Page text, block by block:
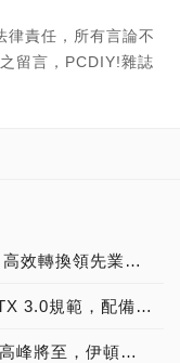
律責任，所有言論不
留言，PCDIY!雜誌
Vertiv新一代UPS小機身大節能 97％高效轉換領先業，Vertiv Liebert® APM+提供客戶體積小、更高效、低碳排的不斷電系統
威剛XPG宣布電源供應器升級符合ATX 3.0規範，配備 12+4 的電源接口設計 為新世代顯卡而強大
有電力品質才有生活品質！夏季用電高峰將至，伊頓飛瑞系列UPS讓您工作娛樂不斷電！